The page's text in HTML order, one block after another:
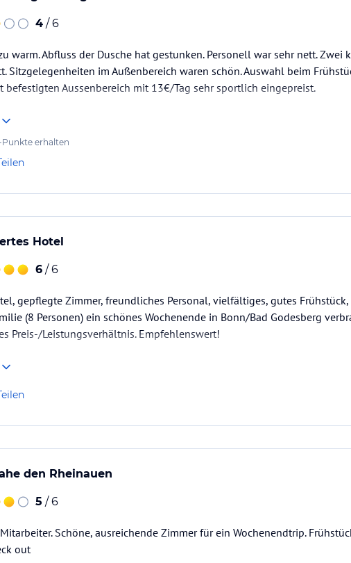
4 / 6
warm. Abfluss der Dusche hat gestunken. Personell war sehr nett. Zwei
Sitzgelegenheiten im Außenbereich waren schön. Auswahl beim
befestigten Aussenbereich mit 13€/Tag sehr sportlich eingepreist.
erhalten
Hotel
6 / 6
gepflegte Zimmer, freundliches Personal, vielfältiges, gutes
(8 Personen) ein schönes Wochenende in Bonn/Bad Godesberg
Preis-/Leistungsverhältnis. Empfehlenswert!
den Rheinauen
5 / 6
Schöne, ausreichende Zimmer für ein Wochenendtrip.
out